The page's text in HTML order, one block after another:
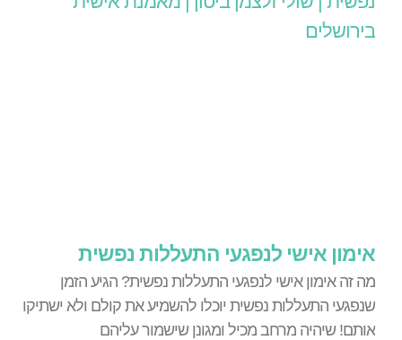
אימון אישי לנפגעי התעללות נפשית
מה זה אימון אישי לנפגעי התעללות נפשית? הגיע הזמן
שנפגעי התעללות נפשית יוכלו להשמיע את קולם ולא ישתיקו
אותם! שיהיה מרחב מכיל ומגונן שישמור עליהם